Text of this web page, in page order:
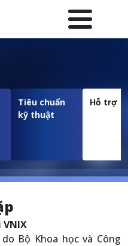
Tiêu chuẩn
kỹ thuật
Hỗ trợ
Bộ Khoa học và Công